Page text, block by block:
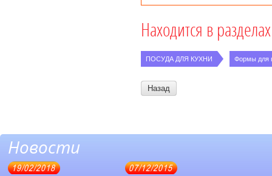
Находится в разделах
ПОСУДА ДЛЯ КУХНИ Формы для
Назад
Новости
19/02/2018 07/12/2015